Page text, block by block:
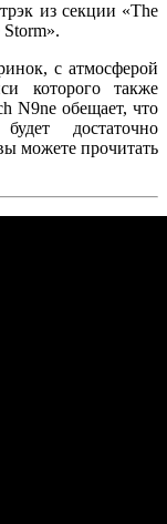
из секции «The
Storm».
с атмосферой
которого также
N9ne обещает, что
достаточно
можете прочитать